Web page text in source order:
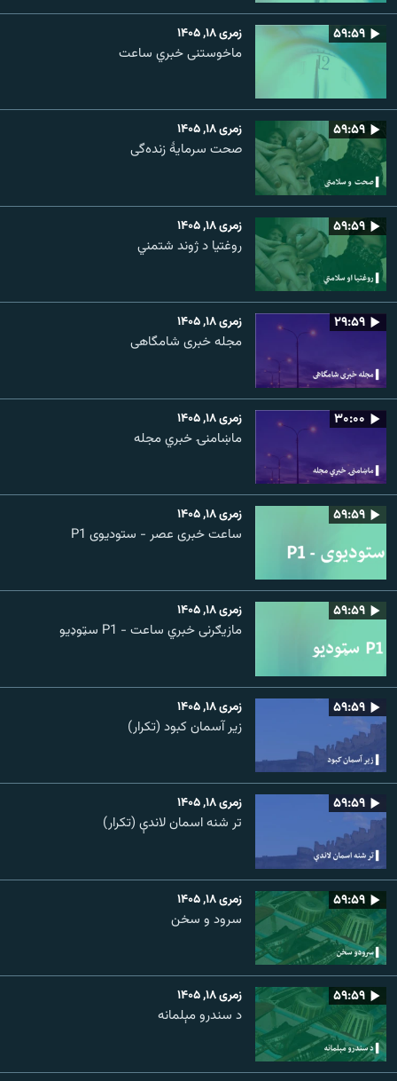
۵۹:۵۹ زمری ۱۸, ۱۴۰۵
ماخوستنی خبري ساعت
۵۹:۵۹ زمری ۱۸, ۱۴۰۵
صحت سرمایۀ زنده‌گی
۵۹:۵۹ زمری ۱۸, ۱۴۰۵
روغتیا د ژوند شتمني
۲۹:۵۹ زمری ۱۸, ۱۴۰۵
مجله خبری شامگاهی
۳۰:۰۰ زمری ۱۸, ۱۴۰۵
ماښامنۍ خبري مجله
۵۹:۵۹ زمری ۱۸, ۱۴۰۵
ساعت خبری عصر - ستودیوی P1
۵۹:۵۹ زمری ۱۸, ۱۴۰۵
مازیګرنی خبري ساعت - P1 سټوډیو
۵۹:۵۹ زمری ۱۸, ۱۴۰۵
زیر آسمان کبود (تکرار)
۵۹:۵۹ زمری ۱۸, ۱۴۰۵
تر شنه اسمان لاندې (تکرار)
۵۹:۵۹ زمری ۱۸, ۱۴۰۵
سرود و سخن
۵۹:۵۹ زمری ۱۸, ۱۴۰۵
د سندرو مېلمانه